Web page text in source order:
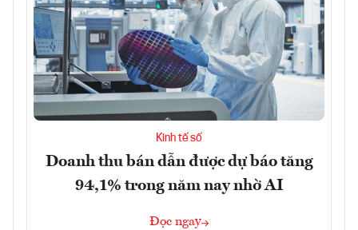
Kinh tế số
Doanh thu bán dẫn được dự báo tăng
94,1% trong năm nay nhờ AI
Đọc ngay